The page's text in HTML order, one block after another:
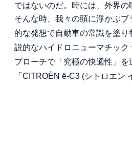
ではないのだ。時には、外界
そんな時、我々の頭に浮かぶ
的な発想で自動車の常識を塗
説的なハイドロニューマチッ
プローチで「究極の快適性」
「CITROËN ë-C3 (シトロエン